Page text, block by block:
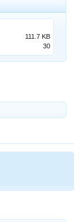
111.7 KB
30